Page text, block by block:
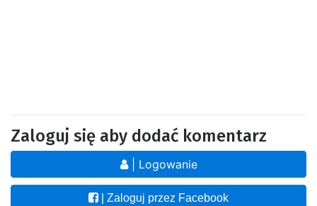
Zaloguj się aby dodać komentarz
| Logowanie
| Zaloguj przez Facebook